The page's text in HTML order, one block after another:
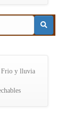
Frio y lluvia